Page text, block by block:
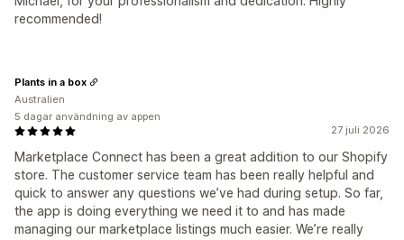
recommended!
27 juli 2026
Marketplace Connect has been a great addition to our Shopify
store. The customer service team has been really helpful and
quick to answer any questions we’ve had during setup. So far,
the app is doing everything we need it to and has made
managing our marketplace listings much easier. We’re really
Plants in a box
Australien
5 dagar användning av appen